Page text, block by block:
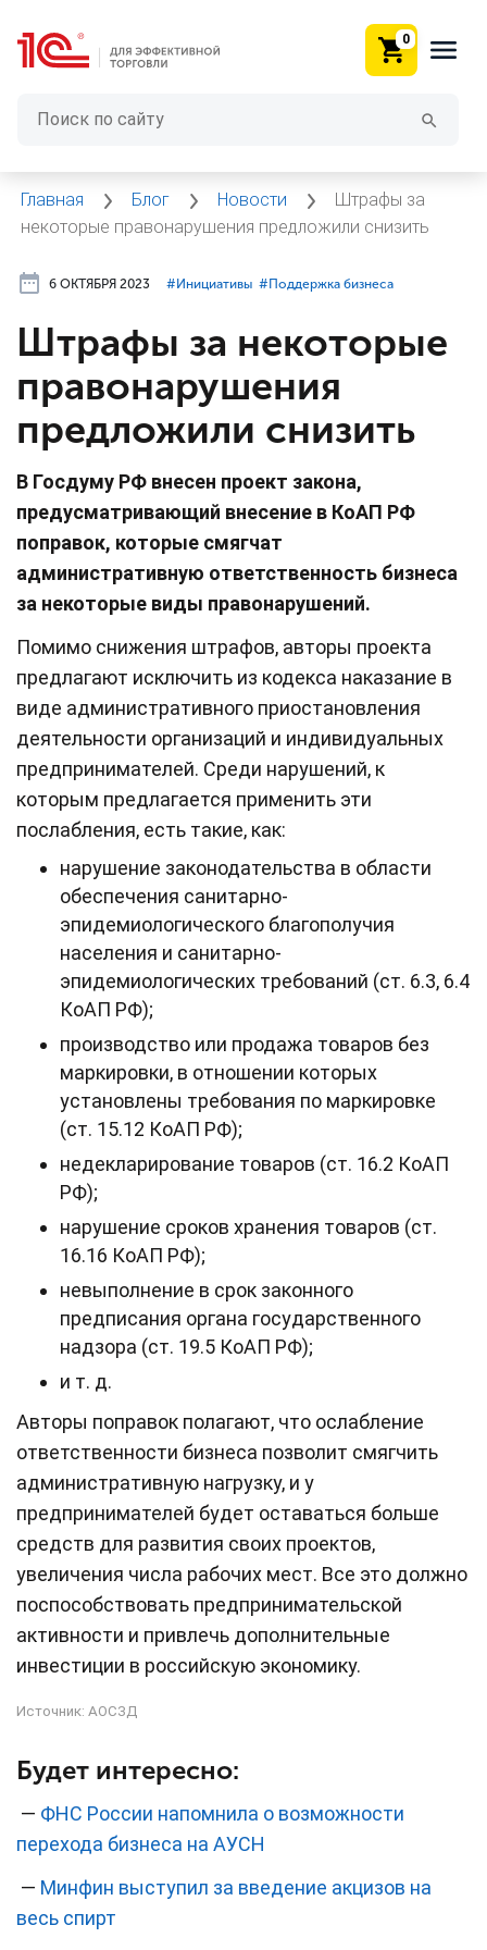
0
Главная Блог Новости
Штрафы за
некоторые правонарушения предложили снизить
6 ОКТЯБРЯ 2023 #⁣Инициативы #⁣Поддержка бизнеса
Штрафы за некоторые
правонарушения
предложили снизить
В Госдуму РФ внесен проект закона,
предусматривающий внесение в КоАП РФ
поправок, которые смягчат
административную ответственность бизнеса
за некоторые виды правонарушений.
Помимо снижения штрафов, авторы проекта
предлагают исключить из кодекса наказание в
виде административного приостановления
деятельности организаций и индивидуальных
предпринимателей. Среди нарушений, к
которым предлагается применить эти
послабления, есть такие, как:
нарушение законодательства в области
обеспечения санитарно-
эпидемиологического благополучия
населения и санитарно-
эпидемиологических требований (ст. 6.3, 6.4
КоАП РФ);
производство или продажа товаров без
маркировки, в отношении которых
установлены требования по маркировке
(ст. 15.12 КоАП РФ);
недекларирование товаров (ст. 16.2 КоАП
РФ);
нарушение сроков хранения товаров (ст.
16.16 КоАП РФ);
невыполнение в срок законного
предписания органа государственного
надзора (ст. 19.5 КоАП РФ);
и т. д.
Авторы поправок полагают, что ослабление
ответственности бизнеса позволит смягчить
административную нагрузку, и у
предпринимателей будет оставаться больше
средств для развития своих проектов,
увеличения числа рабочих мест. Все это должно
поспособствовать предпринимательской
активности и привлечь дополнительные
инвестиции в российскую экономику.
Источник: АОСЗД
Будет интересно:
— ФНС России напомнила о возможности
перехода бизнеса на АУСН
— Минфин выступил за введение акцизов на
весь спирт